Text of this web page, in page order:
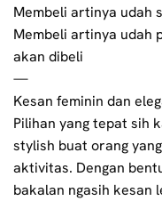
Membeli artinya udah
Membeli artinya udah
akan dibeli
—
Kesan feminin dan
Pilihan yang tepat sih
stylish buat orang
aktivitas. Dengan
bakalan ngasih kesan